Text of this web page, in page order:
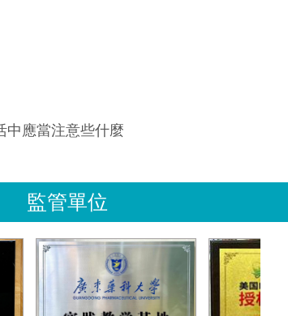
中應當注意些什麼
監管單位